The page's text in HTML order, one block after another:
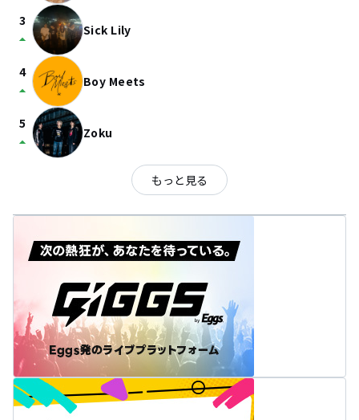
3
arrow_drop_up Sick Lily
4
arrow_drop_up Boy Meets
5
arrow_drop_up Zoku
もっと見る